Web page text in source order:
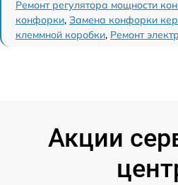
Ремонт регулятора мощности
конфорки, Замена конфорки
клеммной коробки, Ремонт
Акции